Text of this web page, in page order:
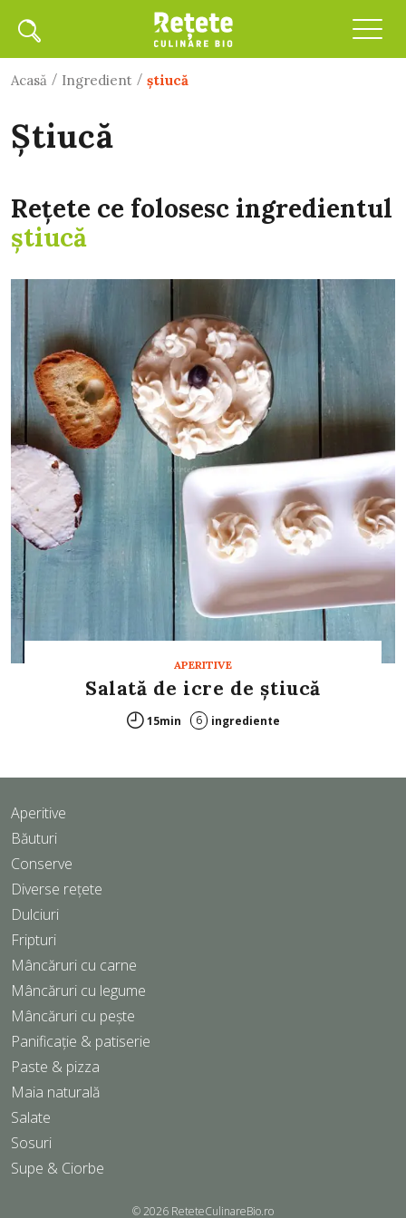
Acasă / Ingredient / ştiucă
ştiucă
Rețete ce folosesc ingredientul
ştiucă
APERITIVE
Salată de icre de ştiucă
15min 6 ingrediente
Aperitive
Băuturi
Conserve
Diverse rețete
Dulciuri
Fripturi
Mâncăruri cu carne
Mâncăruri cu legume
Mâncăruri cu pește
Panificație & patiserie
Paste & pizza
Maia naturală
Salate
Sosuri
Supe & Ciorbe
© 2026 ReteteCulinareBio.ro